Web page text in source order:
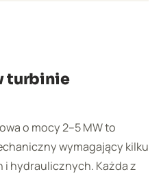
turbinie
o mocy 2–5 MW to
wymagający kilku
hydraulicznych. Każda z